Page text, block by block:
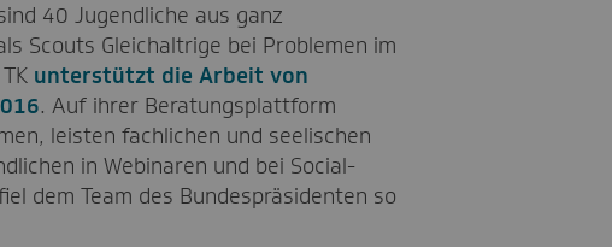
im Netz unterwegs. Zumindest sein Social
Entenangeln, das für einen
40 Jugendliche aus ganz
Scouts Gleichaltrige bei Problemen im
unterstützt die Arbeit von
. Auf ihrer Beratungsplattform
leisten fachlichen und seelischen
in Webinaren und bei Social-
dem Team des Bundespräsidenten so